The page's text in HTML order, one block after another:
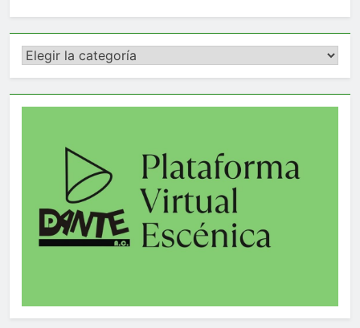
Categorías